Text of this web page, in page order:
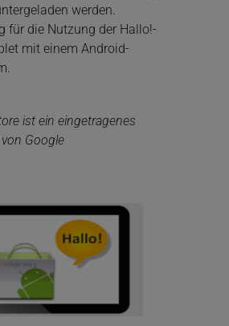
werden.
für die Nutzung der Hallo!-
mit einem Android-
ist ein eingetragenes
Google